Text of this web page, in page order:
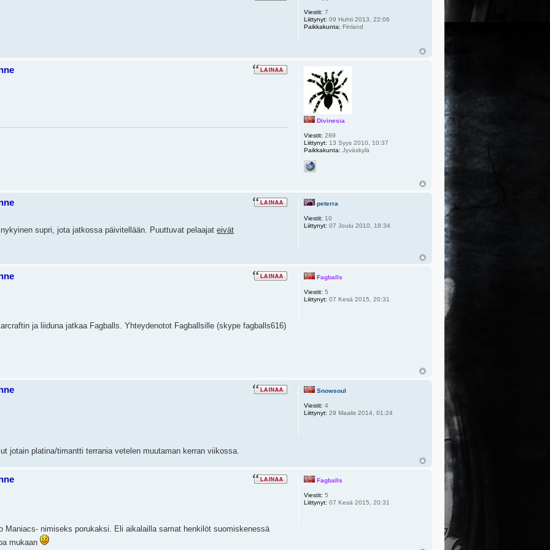
Viestit: 7
Liittynyt: 09 Huhti 2013, 22:06
Paikkakunta: Finland
Divinesia
Viestit: 289
Liittynyt: 13 Syys 2010, 10:37
Paikkakunta: Jyväskylä
supri, jota jatkossa päivitellään. Puuttuvat pelaajat eivät
peterra
Viestit: 10
Liittynyt: 07 Joulu 2010, 18:34
ja liiduna jatkaa Fagballs. Yhteydenotot Fagballsille (skype fagballs616)
Fagballs
Viestit: 5
Liittynyt: 07 Kesä 2015, 20:31
jotain platina/timantti terrania vetelen muutaman kerran viikossa.
Snowsoul
Viestit: 4
Liittynyt: 29 Maalis 2014, 01:24
Maniacs- nimiseks porukaksi. Eli aikalailla samat henkilöt suomiskenessä
mukaan
Fagballs
Viestit: 5
Liittynyt: 07 Kesä 2015, 20:31